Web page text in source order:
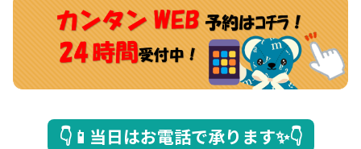
👇📱当日はお電話で承ります✨👇